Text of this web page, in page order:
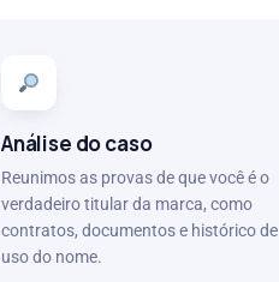
Análise do caso
Reunimos as provas de que você é o
verdadeiro titular da marca, como
contratos, documentos e histórico de
uso do nome.